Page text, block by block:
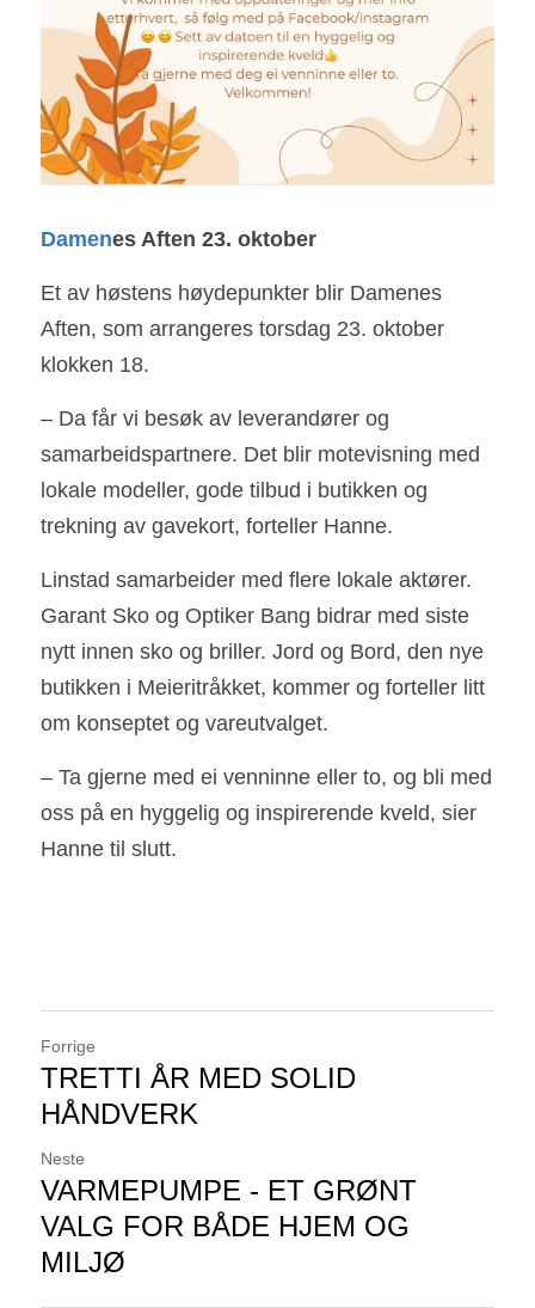
Damenes Aften 23. oktober
Et av høstens høydepunkter blir Damenes
Aften, som arrangeres torsdag 23. oktober
klokken 18.
– Da får vi besøk av leverandører og
samarbeidspartnere. Det blir motevisning med
lokale modeller, gode tilbud i butikken og
trekning av gavekort, forteller Hanne.
Linstad samarbeider med flere lokale aktører.
Garant Sko og Optiker Bang bidrar med siste
nytt innen sko og briller. Jord og Bord, den nye
butikken i Meieritråkket, kommer og forteller litt
om konseptet og vareutvalget.
– Ta gjerne med ei venninne eller to, og bli med
oss på en hyggelig og inspirerende kveld, sier
Hanne til slutt.
Forrige
TRETTI ÅR MED SOLID
HÅNDVERK
Neste
VARMEPUMPE - ET GRØNT
VALG FOR BÅDE HJEM OG
MILJØ